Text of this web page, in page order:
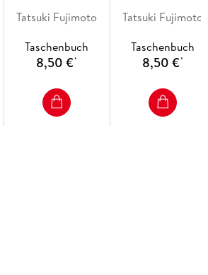
Tatsuki Fujimoto
Taschenbuch
8,50 €*
Tatsuki Fujimoto
Taschenbuch
8,50 €*